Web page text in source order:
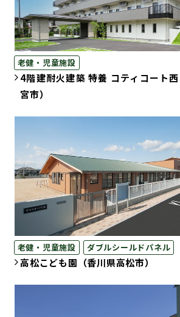
老健・児童施設
4階建耐火建築 特養 コティコート
宮市）
老健・児童施設 ダブルシールドパネル
高松こども園（香川県高松市）